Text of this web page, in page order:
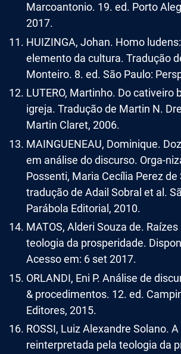
Marcoantonio. 19. ed. Porto
2017.
HUIZINGA, Johan. Homo
elemento da cultura. Tradução
Monteiro. 8. ed. São Paulo:
LUTERO, Martinho. Do cativeiro
igreja. Tradução de Martin N.
Martin Claret, 2006.
MAINGUENEAU, Dominique.
em análise do discurso. Orga-
Possenti, Maria Cecília Perez de
tradução de Adail Sobral et al.
Parábola Editorial, 2010.
MATOS, Alderi Souza de.
teologia da prosperidade.
Acesso em: 6 set 2017.
ORLANDI, Eni P. Análise de
& procedimentos. 12. ed.
Editores, 2015.
ROSSI, Luiz Alexandre Solano.
reinterpretada pela teologia da